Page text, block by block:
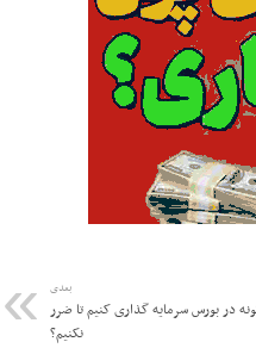
بعدی
در بورس سرمایه گذاری کنیم تا ضرر
نکنیم؟